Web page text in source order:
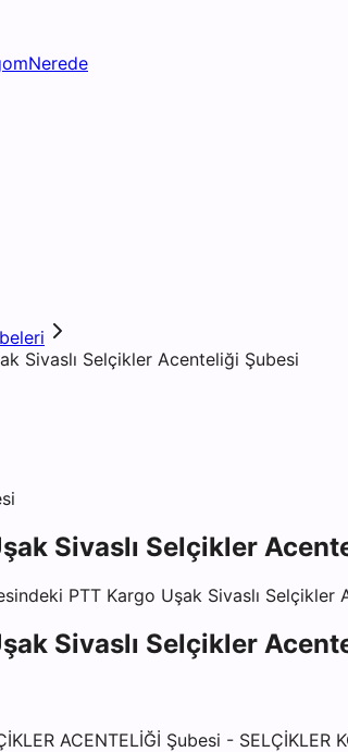
Sivaslı Selçikler Acenteliği Şubesi
Sivaslı Selçikler
PTT Kargo Uşak Sivaslı Selçikler
Sivaslı Selçikler
ACENTELİĞİ Şubesi -